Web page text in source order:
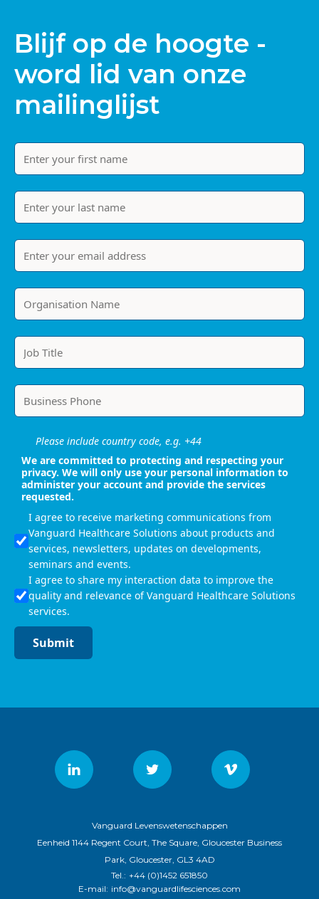
Blijf op de hoogte -
word lid van onze
mailinglijst
Please include country code, e.g. +44
We are committed to protecting and respecting your
privacy. We will only use your personal information to
administer your account and provide the services
requested.
I agree to receive marketing communications from
Vanguard Healthcare Solutions about products and
services, newsletters, updates on developments,
seminars and events.
I agree to share my interaction data to improve the
quality and relevance of Vanguard Healthcare Solutions
services.
Submit
Vanguard Levenswetenschappen
Eenheid 1144 Regent Court, The Square, Gloucester Business
Park, Gloucester, GL3 4AD
Tel.: +44 (0)1452 651850
E-mail: info@vanguardlifesciences.com